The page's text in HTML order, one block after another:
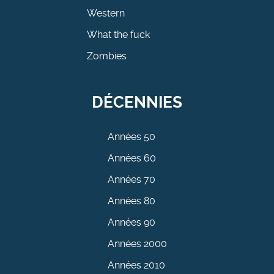
Western
What the fuck
Zombies
DÉCENNIES
Années 50
Années 60
Années 70
Années 80
Années 90
Années 2000
Années 2010